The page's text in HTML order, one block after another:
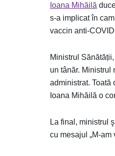
Ioana Mihăilă
s-a implicat în
vaccin anti-
Ministrul
un tânăr. Ministrul
administrat. Toată
Ioana Mihăilă o
La final, ministrul
cu mesajul „M-